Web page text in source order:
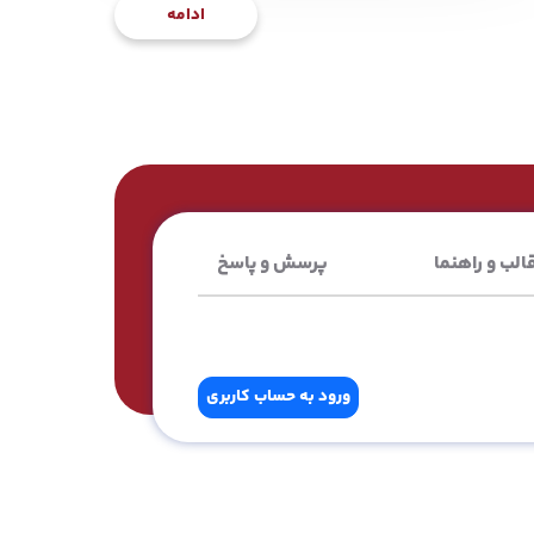
ادامه
و راهنما پرسش و پاسخ
ورود به حساب کاربری